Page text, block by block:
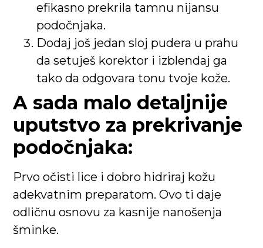
efikasno prekrila tamnu nijansu
podočnjaka.
Dodaj još jedan sloj pudera u prahu
da setuješ korektor i izblendaj ga
tako da odgovara tonu tvoje kože.
A sada malo detaljnije
uputstvo za prekrivanje
podočnjaka:
Prvo očisti lice i dobro hidriraj kožu
adekvatnim preparatom. Ovo ti daje
odličnu osnovu za kasnije nanošenja
šminke.